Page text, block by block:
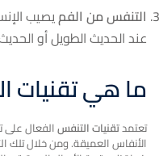
التنفس من الفميصيب
عند الحديث الطويل أو
ما هي تقنيات
تعتمدتقنيات التنفسالفعال على
الأنفاس العميقة. ومن خلال تلك